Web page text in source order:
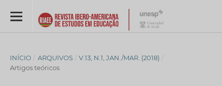
INÍCIO / ARQUIVOS / V.13, N.1, JAN./MAR. (2018) /
Artigos teóricos